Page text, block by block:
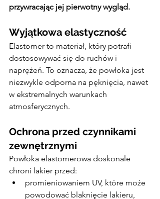
przywracając jej pierwotny wygląd.
Wyjątkowa elastyczność
Elastomer to materiał, który potrafi
dostosowywać się do ruchów i
naprężeń. To oznacza, że powłoka jest
niezwykle odporna na pęknięcia, nawet
w ekstremalnych warunkach
atmosferycznych.
Ochrona przed czynnikami
zewnętrznymi
Powłoka elastomerowa doskonale
chroni lakier przed:
promieniowaniem UV, które może
powodować blaknięcie lakieru,